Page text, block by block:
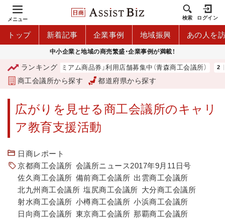
メニュー 検索 ログイン
トップ 新着記事 企業事例 地域振興 あの人を
中小企業と地域の商売繁盛・企業事例が満載！
ランキング
「青森市プレミアム商品券」利用店舗募集中（青森商工会議所）
商工会議所から探す 都道府県から探す
広がりを見せる商工会議所のキャリ
ア教育支援活動
日商レポート
京都商工会議所 会議所ニュース2017年9月11日号
佐久商工会議所 備前商工会議所 出雲商工会議所
北九州商工会議所 塩尻商工会議所 大分商工会議所
射水商工会議所 小樽商工会議所 小浜商工会議所
日向商工会議所 東京商工会議所 那覇商工会議所